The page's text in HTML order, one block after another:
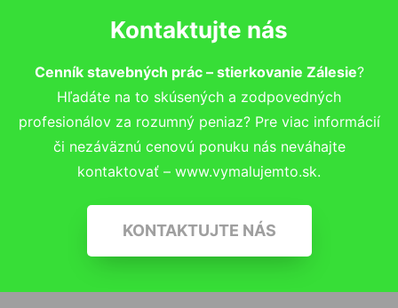
Kontaktujte nás
Cenník stavebných prác – stierkovanie Zálesie?
Hľadáte na to skúsených a zodpovedných
profesionálov za rozumný peniaz? Pre viac informácií
či nezáväznú cenovú ponuku nás neváhajte
kontaktovať – www.vymalujemto.sk.
KONTAKTUJTE NÁS